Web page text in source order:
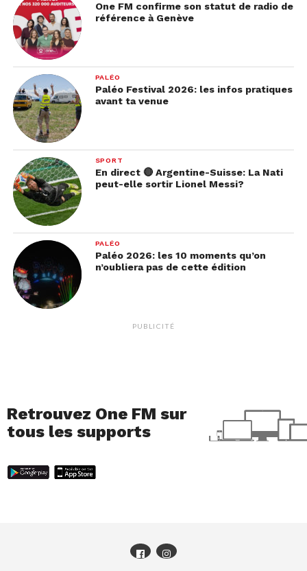
One FM confirme son statut de radio de
référence à Genève
PALÉO
Paléo Festival 2026: les infos pratiques
avant ta venue
SPORT
En direct 🔴 Argentine-Suisse: La Nati
peut-elle sortir Lionel Messi?
PALÉO
Paléo 2026: les 10 moments qu’on
n’oubliera pas de cette édition
PUBLICITÉ
Retrouvez One FM sur
tous les supports